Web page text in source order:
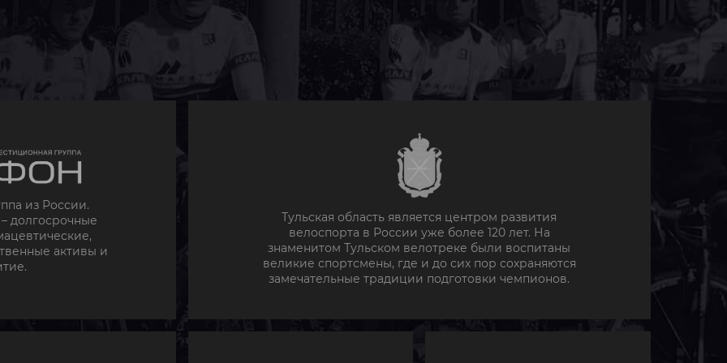
из России.
долгосрочные
активы и
Тульская область является центром развития
велоспорта в России уже более 120 лет. На
знаменитом Тульском велотреке были воспитаны
великие спортсмены, где и до сих пор сохраняются
замечательные традиции подготовки чемпионов.